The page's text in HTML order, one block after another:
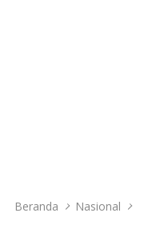
Beranda Nasional